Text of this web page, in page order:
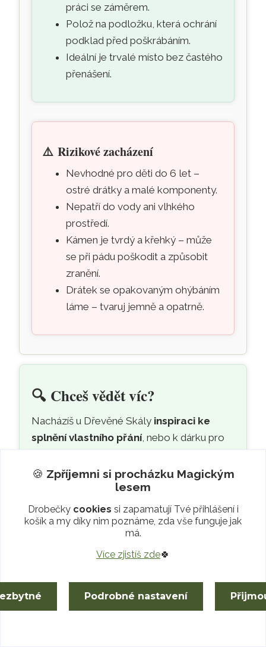
práci se záměrem.
Polož na podložku, která ochrání
podklad před poškrábáním.
Ideální je trvalé místo bez častého
přenášení.
⚠️Rizikové zacházení
Nevhodné pro děti do 6 let –
ostré drátky a malé komponenty.
Nepatří do vody ani vlhkého
prostředí.
Kámen je tvrdý a křehký – může
se při pádu poškodit a způsobit
zranění.
Drátek se opakovaným ohýbáním
láme – tvaruj jemně a opatrně.
🔍 Chceš vědět víc?
Nacházíš u Dřevěné Skály inspiraci ke
splnění vlastního přání, nebo k dárku pro
Chybí Ti tu jakákoliv informace , či je třeba
Každou otázku i postřeh vítáme!
napiš či zavolej
popovídej přesWhatsAppčiMessenger
P.S. Když na webu objevíš chybku a dáš nám
vědět, s vděčností Ti pošleme slevu pro radost.
🍪 Zpříjemni si procházku Magickým
lesem
Drobečky cookies si zapamatují Tvé přihlášení i
košík a my díky nim poznáme, zda vše funguje jak
má.
Více zjistíš zde🍀
Podrobné nastavení